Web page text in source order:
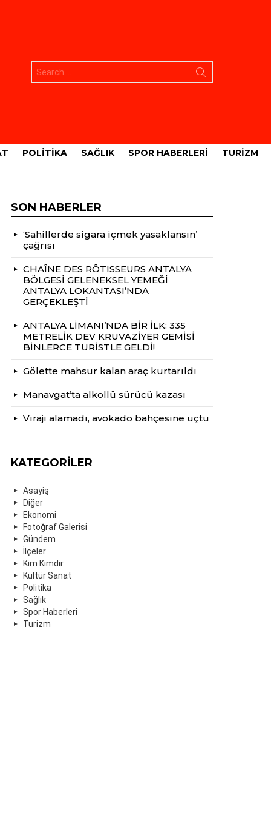
POLITIKA SAĞLIK SPOR HABERLERI TURIZM
SON HABERLER
‘Sahillerde sigara içmek yasaklansın’
çağrısı
CHAÎNE DES RÔTISSEURS ANTALYA
BÖLGESİ GELENEKSEL YEMEĞİ
ANTALYA LOKANTASI’NDA
GERÇEKLEŞTİ
ANTALYA LİMANI’NDA BİR İLK: 335
METRELİK DEV KRUVAZİYER GEMİSİ
BİNLERCE TURİSTLE GELDİ!
Gölette mahsur kalan araç kurtarıldı
Manavgat’ta alkollü sürücü kazası
Virajı alamadı, avokado bahçesine uçtu
KATEGORILER
Asayiş
Diğer
Ekonomi
Fotoğraf Galerisi
Gündem
İlçeler
Kim Kimdir
Kültür Sanat
Politika
Sağlık
Spor Haberleri
Turizm